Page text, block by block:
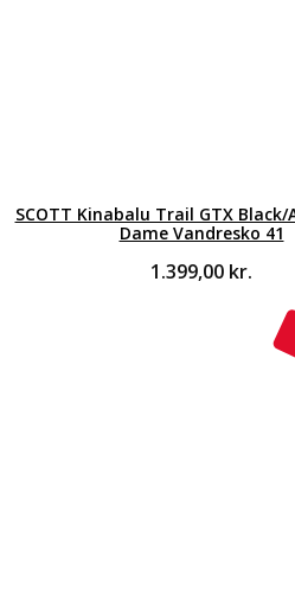
SCOTT Kinabalu Trail GTX Black/
Dame Vandresko 41
1.399,00 kr.